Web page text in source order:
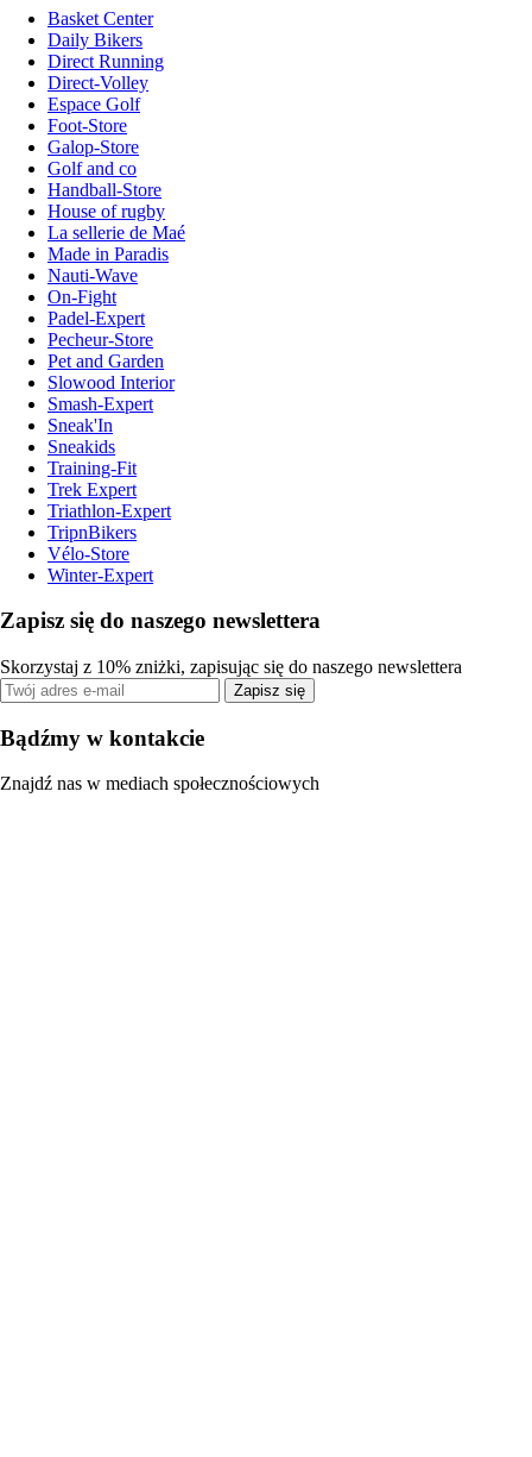
Basket Center
Daily Bikers
Direct Running
Direct-Volley
Espace Golf
Foot-Store
Galop-Store
Golf and co
Handball-Store
House of rugby
La sellerie de Maé
Made in Paradis
Nauti-Wave
On-Fight
Padel-Expert
Pecheur-Store
Pet and Garden
Slowood Interior
Smash-Expert
Sneak'In
Sneakids
Training-Fit
Trek Expert
Triathlon-Expert
TripnBikers
Vélo-Store
Winter-Expert
Zapisz się do naszego newslettera
Skorzystaj z 10% zniżki, zapisując się do naszego newslettera
Zapisz się
Bądźmy w kontakcie
Znajdź nas w mediach społecznościowych